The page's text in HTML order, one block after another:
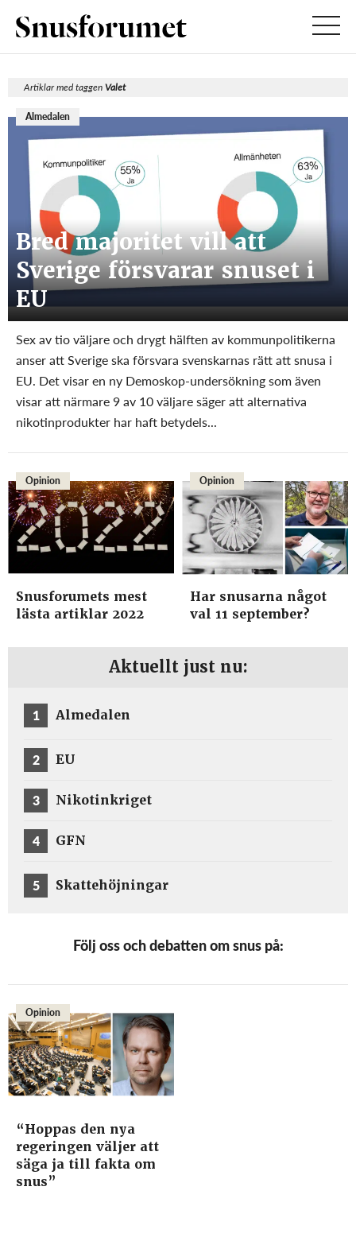
Artiklar med taggenValet
Almedalen
Bred majoritet vill att
Sverige försvarar snuset i
EU
Sex av tio väljare och drygt hälften av kommunpolitikerna
anser att Sverige ska försvara svenskarnas rätt att snusa i
EU. Det visar en ny Demoskop-undersökning som även
visar att närmare 9 av 10 väljare säger att alternativa
nikotinprodukter har haft betydels...
Opinion
Snusforumets mest
lästa artiklar 2022
Opinion
Har snusarna något
val 11 september?
Aktuellt just nu:
1 Almedalen
2 EU
3 Nikotinkriget
4 GFN
5 Skattehöjningar
Följ oss och debatten om snus på:
Opinion
“Hoppas den nya
regeringen väljer att
säga ja till fakta om
snus”